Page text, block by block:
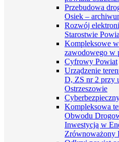
Przebudowa
Osiek –
Rozwój
Starostwie
Kompleksowe
zawodowego w
Cyfrowy Powiat
Urządzenie
D, ZS nr 2 przy
Ostrzeszowie
Kompleksowa
Obwodu
Inwestycją w
Zrównoważony